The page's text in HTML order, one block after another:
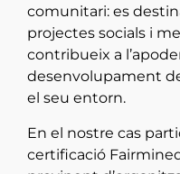
comunitari: es
projectes socials i
contribueix a
desenvolupament
el seu entorn.
En el nostre cas
certificació